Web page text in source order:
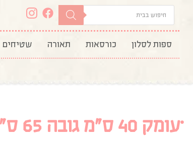
ספות לסלון כורסאות תאורה שטיחים
עומק 40 ס"מ גובה 65 ס"מ רוחב 220 ס"מ